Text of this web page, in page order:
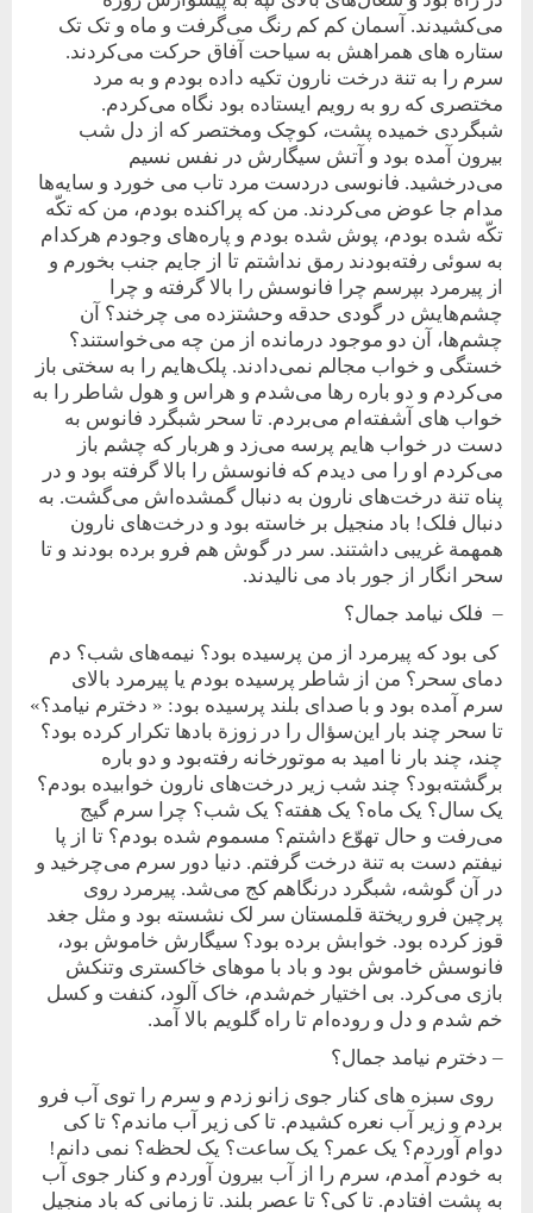
می‌کشيدند. آسمان کم کم رنگ می‌گرفت و ماه و تک تک
ستاره های همراهش به سياحت آفاق حرکت می‌کردند.
سرم را به تنة درخت نارون تکيه داده بودم و به مرد
مختصری که رو به رويم ايستاده بود نگاه می‌کردم.
شبگردی خميده پشت، کوچک و‌مختصر که از دل شب
بيرون آمده بود و آتش سيگارش‌ در نفس نسيم
می‌درخشيد. فانوسی دردست مرد‌ تاب می‌ خورد و سايه‌ها
مدام جا عوض می‌کردند. من که پراکنده بودم، من که تکّه
تکّه شده بودم، پوش شده بودم و پاره‌های وجودم هرکدام
به سوئی رفته‌بودند رمق نداشتم تا از جايم جنب بخورم و
از پيرمرد بپرسم چرا فانوسش را بالا گرفته و چرا
چشم‌هايش در گودی حدقه وحشتزده می چرخند؟ آن
چشم‌ها، آن دو موجود درمانده از من چه می‌خواستند؟
خستگی و خواب مجالم نمی‌دادند. پلک‌هايم را به سختی باز
می‌کردم و دو باره رها می‌شدم و هراس و هول شاطر را به
خواب های آشفته‌ام می‌بردم. تا سحر شبگرد فانوس به
دست در خواب ‌هايم پرسه می‌زد و‌ هربار که چشم باز
می‌کردم او را می ديدم که فانوسش را بالا گرفته بود و در
پناه تنة درخت‌های نارون به دنبال گمشده‌اش می‌گشت. به
دنبال فلک! باد منجيل بر خاسته بود و درخت‌های نارون
همهمة غريبی داشتند. سر در گوش هم فرو برده بودند و تا
سحر انگار از جور باد می ناليدند.
– فلک نيامد جمال؟
کی بود که پيرمرد از من پرسيده بود؟ نيمه‌های شب؟ دم
دمای سحر؟ من از شاطر پرسيده بودم يا پيرمرد بالای
سرم آمده بود و با صدای بلند پرسيده بود: « دخترم نيامد؟»
تا سحر چند بار اين‌سؤال‌ را در ‌زوزة بادها تکرار کرده بود؟
چند، چند‌ بار نا ‌اميد ‌به موتورخانه رفته‌بود و دو باره
برگشته‌بود؟ چند شب زير درخت‌های نارون خوابيده بودم؟
يک سال؟ يک ماه؟ يک هفته؟ يک شب؟ چرا سرم گيج
می‌رفت و حال تهوّع داشتم؟ مسموم شده بودم؟ تا از پا
نيفتم دست به تنة درخت گرفتم. دنيا دور سرم می‌چرخيد و
در آن گوشه، شبگرد در‌نگاهم کج می‌شد. پير‌مرد روی
پرچين ‌فرو ريختة قلمستان سر لک نشسته بود و مثل جغد
قوز کرده بود. خوابش برده بود؟ سيگارش خاموش بود،
فانوسش خاموش بود و باد با موهای خاکستری و‌تنکش
بازی می‌کرد. بی اختيار خم‌‌شدم، خاک آلود، کنفت و کسل
خم شدم و دل و روده‌ام تا راه گلويم بالا آمد.
– دخترم نيامد جمال؟
روی سبزه های کنار جوی زانو زدم و سرم را توی آب فرو
بردم و زير آب نعره کشيدم. تا کی زير آب ماندم؟ تا کی
دوام آوردم؟ يک عمر؟ يک ساعت؟ يک لحظه؟ نمی دانم!
به خودم آمدم، سرم را از آب بيرون آوردم و کنار جوی آب
به پشت افتادم. تا کی؟ تا عصر بلند. تا زمانی که باد منجيل